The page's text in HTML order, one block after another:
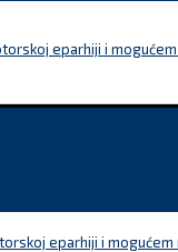
eparhiji i
eparhiji i mogućem